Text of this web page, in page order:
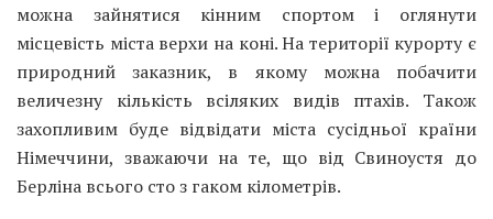
можна зайнятися кінним спортом і оглянути
місцевість міста верхи на коні. На території курорту є
природний заказник, в якому можна побачити
величезну кількість всіляких видів птахів. Також
захопливим буде відвідати міста сусідньої країни
Німеччини, зважаючи на те, що від Свиноустя до
Берліна всього сто з гаком кілометрів.